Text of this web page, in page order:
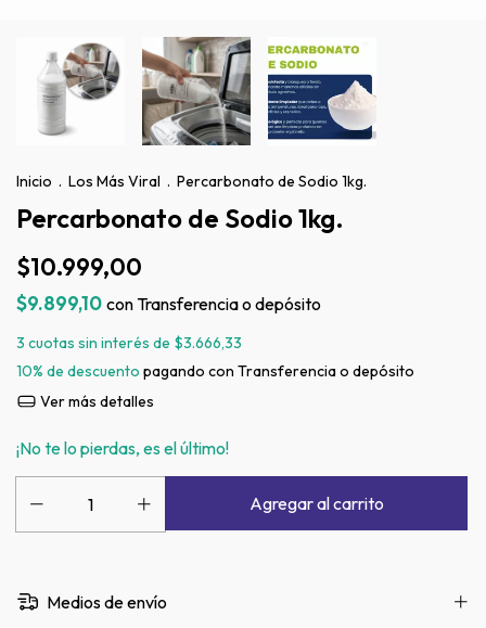
Inicio . Los Más Viral . Percarbonato de Sodio 1kg.
Percarbonato de Sodio 1kg.
$10.999,00
$9.899,10 conTransferencia o depósito
3 cuotas sin interés de $3.666,33
10% de descuento pagando con Transferencia o depósito
Ver más detalles
¡No te lo pierdas, es el último!
Medios de envío